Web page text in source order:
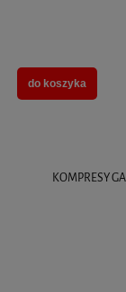
do koszyka
KOMPRESY